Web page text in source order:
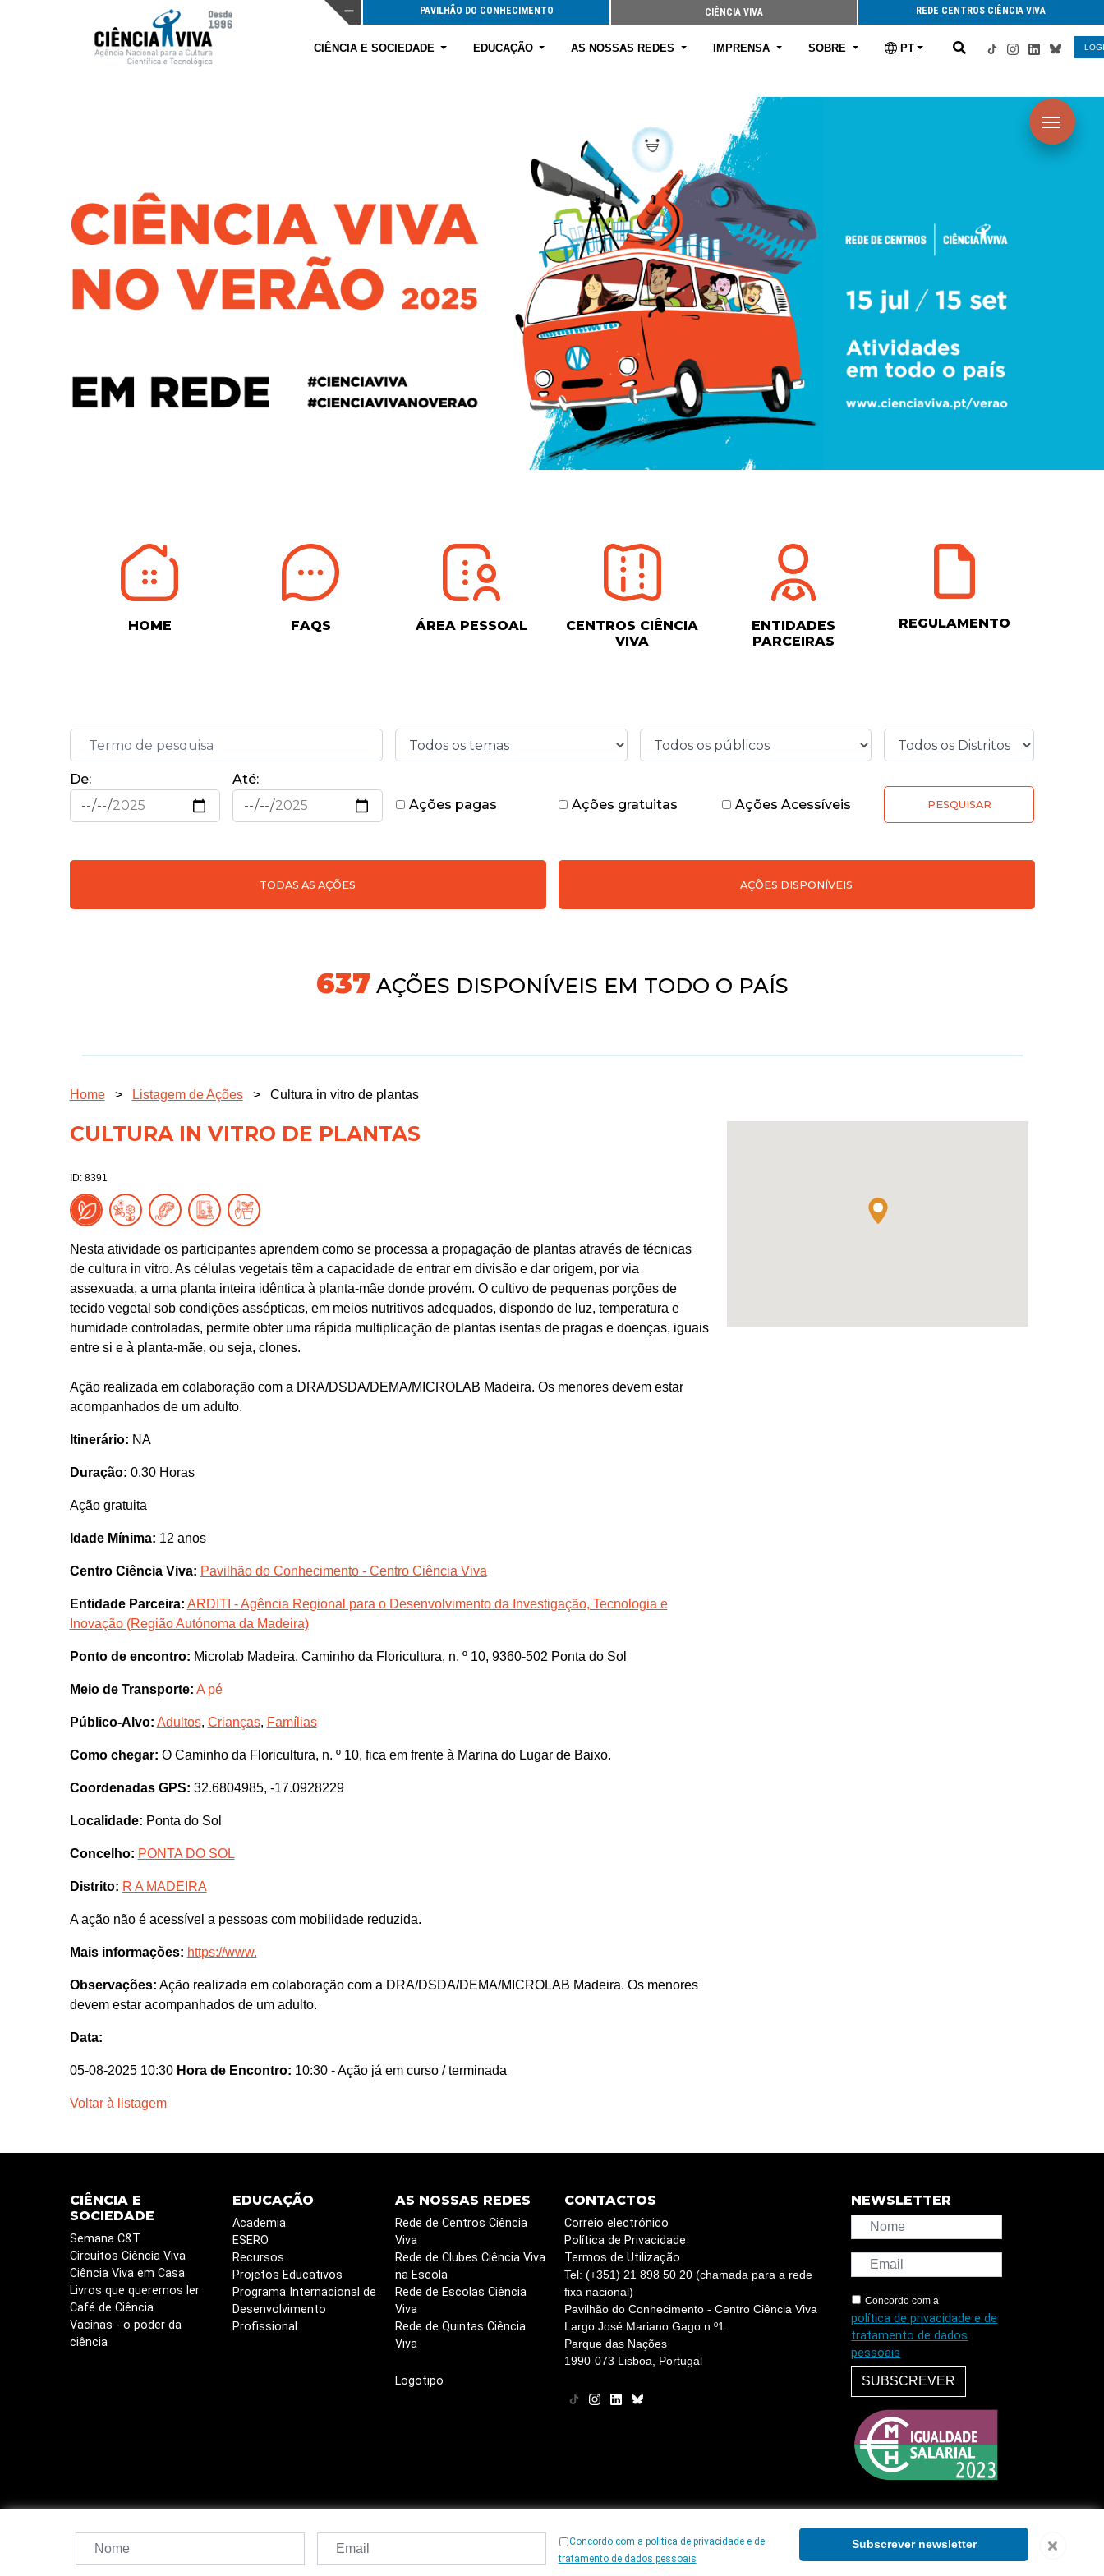
PAVILHÃO DO CONHECIMENTO CIÊNCIA VIVA REDE CENTROS CIÊNCIA VIVA
CIÊNCIA E SOCIEDADE EDUCAÇÃO AS NOSSAS REDES IMPRENSA SOBRE PT
HOME FAQS ÁREA PESSOAL
CENTROS CIÊNCIA
VIVA
ENTIDADES
PARCEIRAS
REGULAMENTO
De:
Até:
Ações pagas
Ações gratuitas Ações Acessíveis PESQUISAR
TODAS AS AÇÕES AÇÕES DISPONÍVEIS
704 AÇÕES DISPONÍVEIS EM TODO O PAÍS
Home > Listagem de Ações > Cultura in vitro de plantas
CULTURA IN VITRO DE PLANTAS
ID: 8391
Nesta atividade os participantes aprendem como se processa a propagação de plantas através de técnicas
de cultura in vitro. As células vegetais têm a capacidade de entrar em divisão e dar origem, por via
assexuada, a uma planta inteira idêntica à planta-mãe donde provém. O cultivo de pequenas porções de
tecido vegetal sob condições assépticas, em meios nutritivos adequados, dispondo de luz, temperatura e
humidade controladas, permite obter uma rápida multiplicação de plantas isentas de pragas e doenças, iguais
entre si e à planta-mãe, ou seja, clones.
Ação realizada em colaboração com a DRA/DSDA/DEMA/MICROLAB Madeira. Os menores devem estar
acompanhados de um adulto.
Itinerário: NA
Duração: 0.30 Horas
Ação gratuita
Idade Mínima: 12 anos
Centro Ciência Viva: Pavilhão do Conhecimento - Centro Ciência Viva
Entidade Parceira: ARDITI - Agência Regional para o Desenvolvimento da Investigação, Tecnologia e
Inovação (Região Autónoma da Madeira)
Ponto de encontro: Microlab Madeira. Caminho da Floricultura, n. º 10, 9360-502 Ponta do Sol
Meio de Transporte: A pé
Público-Alvo: Adultos, Crianças, Famílias
Como chegar: O Caminho da Floricultura, n. º 10, fica em frente à Marina do Lugar de Baixo.
Coordenadas GPS: 32.6804985, -17.0928229
Localidade: Ponta do Sol
Concelho: PONTA DO SOL
Distrito: R A MADEIRA
A ação não é acessível a pessoas com mobilidade reduzida.
Mais informações: https://www.
Observações: Ação realizada em colaboração com a DRA/DSDA/DEMA/MICROLAB Madeira. Os menores
devem estar acompanhados de um adulto.
Data:
05-08-2025 10:30 Hora de Encontro: 10:30 - Ação já em curso / terminada
Voltar à listagem
CIÊNCIA E
SOCIEDADE
Semana C&T
Circuitos Ciência Viva
Ciência Viva em Casa
Livros que queremos ler
Café de Ciência
Vacinas - o poder da
ciência
EDUCAÇÃO
Academia
ESERO
Recursos
Projetos Educativos
Programa Internacional de
Desenvolvimento
Profissional
AS NOSSAS REDES
Rede de Centros Ciência
Viva
Rede de Clubes Ciência Viva
na Escola
Rede de Escolas Ciência
Viva
Rede de Quintas Ciência
Viva
Logotipo
CONTACTOS
Correio electrónico
Política de Privacidade
Termos de Utilização
Tel: (+351) 21 898 50 20 (chamada para a rede
fixa nacional)
Pavilhão do Conhecimento - Centro Ciência Viva
Largo José Mariano Gago n.º1
Parque das Nações
1990-073 Lisboa, Portugal
NEWSLETTER
Concordo com a
política de privacidade e de
tratamento de dados
pessoais
SUBSCREVER
-2026, Ciência Viva
Concordo com a politica de privacidade e de
tratamento de dados pessoais
Subscrever newsletter